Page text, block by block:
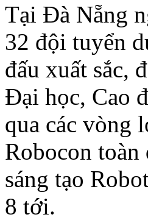
Tại Đà Nẵng
32 đội tuyển
đấu xuất sắc,
Đại học, Cao
qua các vòng
Robocon
sáng tạo
8 tới.